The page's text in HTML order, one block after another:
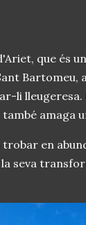
que és
li
amaga
en
seva